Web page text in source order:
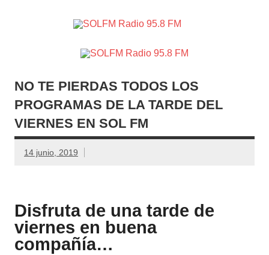
Crevillente, Radio en Vega Baja y Radio en el Medio
Vinalopó
NO TE PIERDAS TODOS LOS
PROGRAMAS DE LA TARDE DEL
VIERNES EN SOL FM
14 junio, 2019
Disfruta de una tarde de
viernes en buena
compañía…